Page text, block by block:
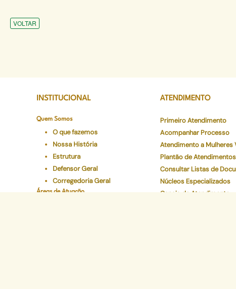
VOLTAR
INSTITUCIONAL
Quem Somos
O que fazemos
Nossa História
Estrutura
Defensor Geral
Corregedoria Geral
Áreas de Atuação
ATENDIMENTO
Primeiro Atendimento
Acompanhar Processo
Atendimento a
Plantão de Atendimentos
Consultar Listas de
Núcleos Especializados
Canais de Atendimento